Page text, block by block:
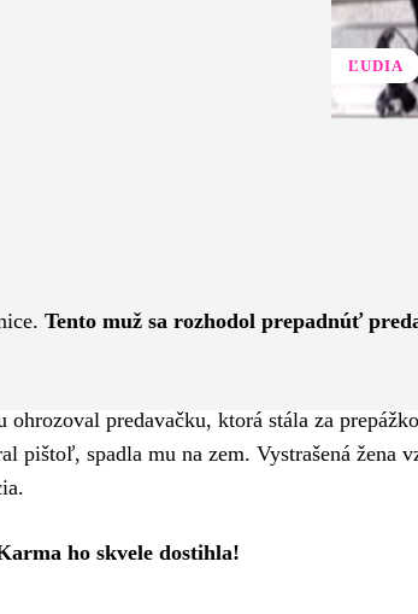
ĽUDIA
Tento muž sa rozhodol prepadnúť
predavačku, ktorá stála za
pištoľ, spadla mu na zem. Vystrašená žena
ho skvele dostihla!